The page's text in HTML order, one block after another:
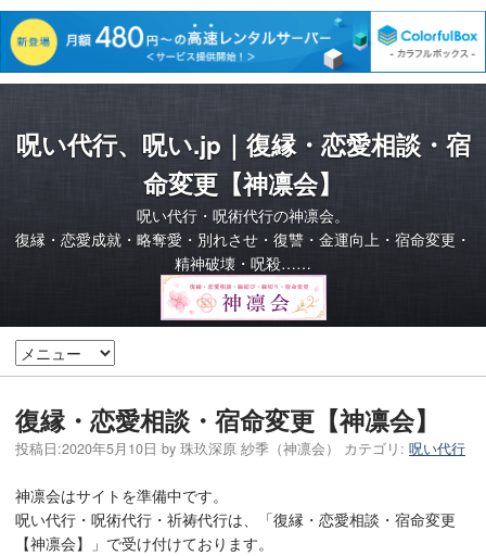
呪い代行、呪い.jp｜復縁・恋愛相談・宿
命変更【神凛会】
呪い代行・呪術代行の神凛会。
復縁・恋愛成就・略奪愛・別れさせ・復讐・金運向上・宿命変更・
精神破壊・呪殺……
復縁・恋愛相談・宿命変更【神凛会】
投稿日:2020年5月10日 by 珠玖深原 紗季（神凛会） カテゴリ: 呪い代行
神凛会はサイトを準備中です。
呪い代行・呪術代行・祈祷代行は、「復縁・恋愛相談・宿命変更
【神凛会】」で受け付けております。